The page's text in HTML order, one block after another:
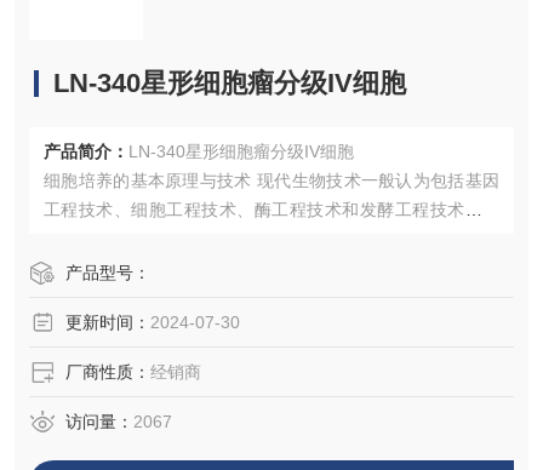
LN-340星形细胞瘤分级IV细胞
产品简介： LN-340星形细胞瘤分级IV细胞
细胞培养的基本原理与技术 现代生物技术一般认为包括基因
工程技术、细胞工程技术、酶工程技术和发酵工程技术，而
药领域的发展，细胞培养更具有特殊的作用和价值。
产品型号：
更新时间： 2024-07-30
厂商性质： 经销商
访问量： 2067